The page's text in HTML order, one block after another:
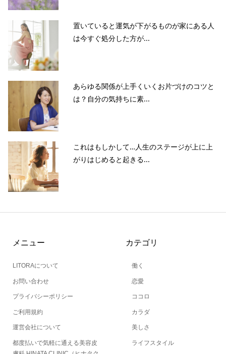
置いていると運気が下がるものが家にある人
は今すぐ処分した方が...
あらゆる関係が上手くいくお片づけのコツと
は？自分の気持ちに素...
これはもしかして…人生のステージが上に上
がりはじめると起きる...
メニュー
LITORAについて
お問い合わせ
プライバシーポリシー
ご利用規約
運営会社について
都度払いで気軽に通える美容皮
カテゴリ
働く
恋愛
ココロ
カラダ
美しさ
ライフスタイル